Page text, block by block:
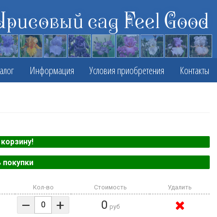
сад Feel Good
Информация Условия приобретения Контакты
покупки
Кол-во Стоимость
Удалить
– + 0 руб